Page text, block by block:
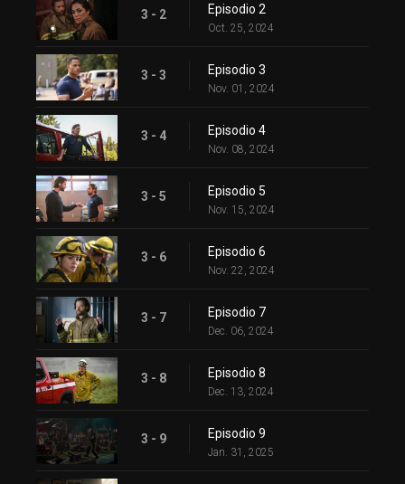
3 - 2 Episodio 2
Oct. 25, 2024
3 - 3 Episodio 3
Nov. 01, 2024
3 - 4 Episodio 4
Nov. 08, 2024
3 - 5 Episodio 5
Nov. 15, 2024
3 - 6 Episodio 6
Nov. 22, 2024
3 - 7 Episodio 7
Dec. 06, 2024
3 - 8 Episodio 8
Dec. 13, 2024
3 - 9 Episodio 9
Jan. 31, 2025